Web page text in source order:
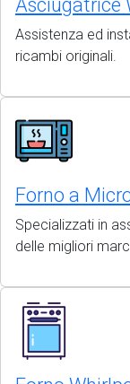
Asciugatrice
Assistenza ed
ricambi originali.
Forno a
Specializzati in
delle migliori